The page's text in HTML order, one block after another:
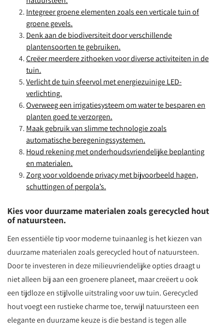
Integreer groene elementen zoals een verticale tuin of
groene gevels.
Denk aan de biodiversiteit door verschillende
plantensoorten te gebruiken.
Creëer meerdere zithoeken voor diverse activiteiten in de
tuin.
Verlicht de tuin sfeervol met energiezuinige LED-
verlichting.
Overweeg een irrigatiesysteem om water te besparen en
planten goed te verzorgen.
Maak gebruik van slimme technologie zoals
automatische beregeningssystemen.
Houd rekening met onderhoudsvriendelijke beplanting
en materialen.
Zorg voor voldoende privacy met bijvoorbeeld hagen,
schuttingen of pergola’s.
Kies voor duurzame materialen zoals gerecycled hout
of natuursteen.
Een essentiële tip voor moderne tuinaanleg is het kiezen van
duurzame materialen zoals gerecycled hout of natuursteen.
Door te investeren in deze milieuvriendelijke opties draagt u
niet alleen bij aan een groenere planeet, maar creëert u ook
een tijdloze en stijlvolle uitstraling voor uw tuin. Gerecycled
hout voegt een rustieke charme toe, terwijl natuursteen een
elegante en duurzame keuze is die bestand is tegen alle